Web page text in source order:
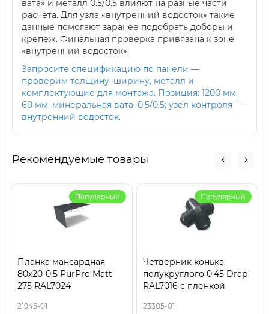
вата» и металл 0.5/0.5 влияют на разные части
расчета. Для узла «внутренний водосток» такие
данные помогают заранее подобрать доборы и
крепеж. Финальная проверка привязана к зоне
«внутренний водосток».
Запросите спецификацию по панели —
проверим толщину, ширину, металл и
комплектующие для монтажа. Позиция: 1200 мм,
60 мм, минеральная вата, 0.5/0.5; узел контроля —
внутренний водосток.
Рекомендуемые товары
Популярный
Планка мансардная
80х20-0,5 PurPro Matt
275 RAL7024
21945-01
Популярный
Четверник конька
полукруглого 0,45 Drap
RAL7016 с пленкой
23305-01